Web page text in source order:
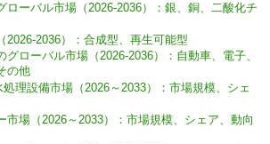
ローバル市場（2026-2036）：銀、銅、二酸化チ
2026-2036）：合成型、再生可能型
ローバル市場（2026-2036）：自動車、電子、
の他
理設備市場（2026～2033）：市場規模、シェ
市場（2026～2033）：市場規模、シェア、動向